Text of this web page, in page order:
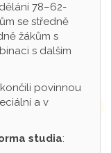
78–62-
se středně
žákům s
s dalším
povinnou
a v
studia: